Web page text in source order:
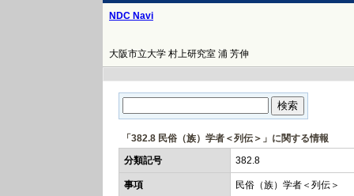
NDC Navi
大阪市立大学 村上研究室 浦 芳伸
「382.8 民俗（族）学者＜列伝＞」に関する情報
分類記号
382.8
事項 民俗（族）学者＜列伝＞